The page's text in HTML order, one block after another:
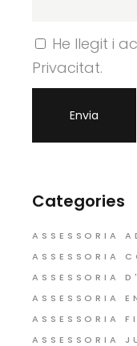
He llegit i
Privacitat.
Categories
ASSESSORIA
ASSESSORIA
ASSESSORIA
ASSESSORIA
ASSESSORIA
ASSESSORIA